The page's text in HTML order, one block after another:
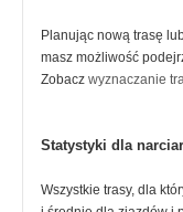
Planując nową trasę
masz możliwość
Zobacz wyznaczanie
Statystyki dla
Wszystkie trasy, dla